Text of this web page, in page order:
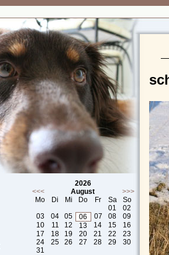
2026
<<<
August
>>>
Mo
Di Mi Do Fr Sa
So
01
02
03
04 05 06 07 08
09
10
11 12 13 14 15
16
17
18 19 20 21 22
23
24
25 26 27 28 29
30
31